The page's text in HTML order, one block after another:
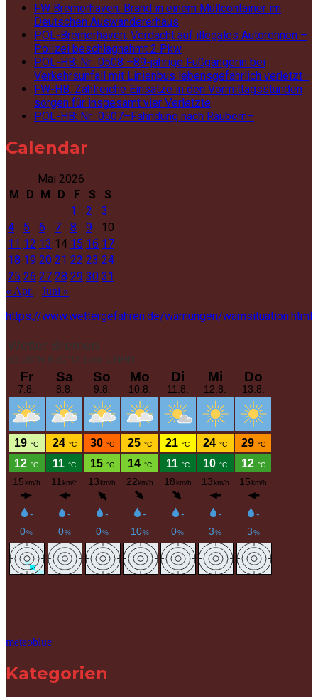
FW Bremerhaven: Brand in einem Müllcontainer im
Deutschen Auswandererhaus
POL-Bremerhaven: Verdacht auf illegales Autorennen –
Polizei beschlagnahmt 2 Pkw
POL-HB: Nr.: 0508 –89-jährige Fußgängerin bei
Verkehrsunfall mit Linienbus lebensgefährlich verletzt–
FW-HB: Zahlreiche Einsätze in den Vormittagsstunden
sorgen für insgesamt vier Verletzte
POL-HB: Nr.: 0507–Fahndung nach Räubern–
Calendar
Mai 2026
M
D M D F S
S
1
2
3
4
5 6 7 8 9
10
11 12 13 14 15 16 17
18 19 20 21 22 23 24
25 26 27 28 29 30 31
« Apr. Juni »
https://www.wettergefahren.de/warnungen/warnsituation.html
meteoblue
Kategorien